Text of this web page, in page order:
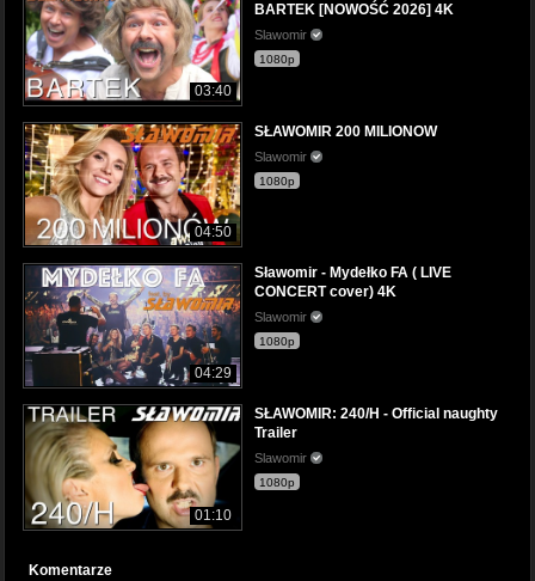
03:40
BARTEK [NOWOŚĆ 2026] 4K
Slawomir
1080p
04:50
SŁAWOMIR 200 MILIONOW
Slawomir
1080p
04:29
Sławomir - Mydełko FA ( LIVE
CONCERT cover) 4K
Slawomir
1080p
01:10
SŁAWOMIR: 240/H - Official naughty
Trailer
Slawomir
1080p
Komentarze